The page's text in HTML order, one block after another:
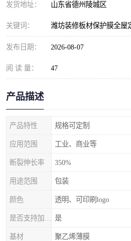
发货地址： 山东省德州陵城区
关键词： 潍坊装修板材保护膜全屋
发布日期： 2026-08-07
阅 读 量： 47
产品描述
产品特性 规格可定制
应用范围 工业、商业等
断裂伸长率 350%
用途范围 包装
颜色 透明、可印刷logo
是
基材 聚乙烯薄膜